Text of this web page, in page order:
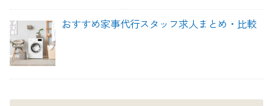
おすすめ家事代行スタッフ求人まとめ・比較